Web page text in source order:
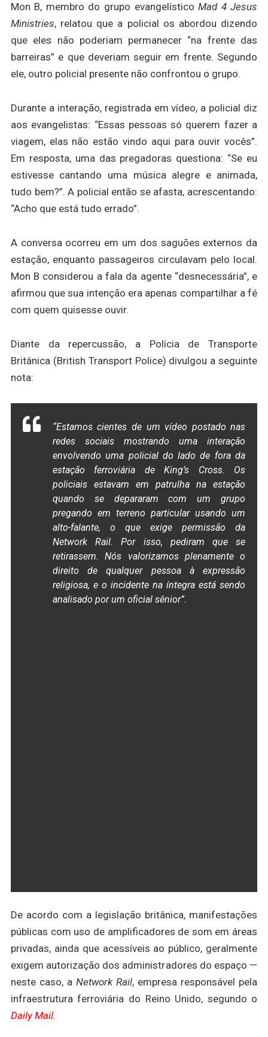
Mon B, membro do grupo evangelísticoMad 4 Jesus
Ministries, relatou que a policial os abordou dizendo
que eles não poderiam permanecer “na frente das
barreiras” e que deveriam seguir em frente. Segundo
ele, outro policial presente não confrontou o grupo.
Durante a interação, registrada em vídeo, a policial diz
aos evangelistas: “Essas pessoas só querem fazer a
viagem, elas não estão vindo aqui para ouvir vocês”.
Em resposta, uma das pregadoras questiona: “Se eu
estivesse cantando uma música alegre e animada,
tudo bem?”. A policial então se afasta, acrescentando:
“Acho que está tudo errado”.
A conversa ocorreu em um dos saguões externos da
estação, enquanto passageiros circulavam pelo local.
Mon B considerou a fala da agente “desnecessária”, e
afirmou que sua intenção era apenas compartilhar a fé
com quem quisesse ouvir.
Diante da repercussão, a Polícia de Transporte
Britânica (British Transport Police) divulgou a seguinte
nota:
“Estamos cientes de um vídeo postado nas
redes sociais mostrando uma interação
envolvendo uma policial do lado de fora da
estação ferroviária de King’s Cross. Os
policiais estavam em patrulha na estação
quando se depararam com um grupo
pregando em terreno particular usando um
alto-falante, o que exige permissão da
Network Rail. Por isso, pediram que se
retirassem. Nós valorizamos plenamente o
direito de qualquer pessoa à expressão
religiosa, e o incidente na íntegra está sendo
analisado por um oficial sênior”.
De acordo com a legislação britânica, manifestações
públicas com uso de amplificadores de som em áreas
privadas, ainda que acessíveis ao público, geralmente
exigem autorização dos administradores do espaço —
neste caso, a Network Rail, empresa responsável pela
infraestrutura ferroviária do Reino Unido, segundo o
Daily Mail.